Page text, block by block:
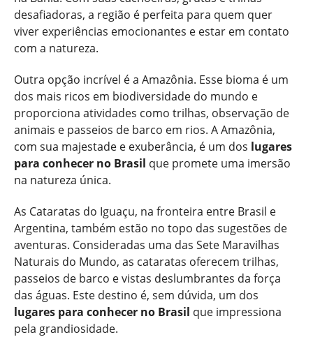
desafiadoras, a região é perfeita para quem quer
viver experiências emocionantes e estar em contato
com a natureza.
Outra opção incrível é a Amazônia. Esse bioma é um
dos mais ricos em biodiversidade do mundo e
proporciona atividades como trilhas, observação de
animais e passeios de barco em rios. A Amazônia,
com sua majestade e exuberância, é um dos lugares
para conhecer no Brasil que promete uma imersão
na natureza única.
As Cataratas do Iguaçu, na fronteira entre Brasil e
Argentina, também estão no topo das sugestões de
aventuras. Consideradas uma das Sete Maravilhas
Naturais do Mundo, as cataratas oferecem trilhas,
passeios de barco e vistas deslumbrantes da força
das águas. Este destino é, sem dúvida, um dos
lugares para conhecer no Brasil que impressiona
pela grandiosidade.